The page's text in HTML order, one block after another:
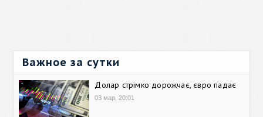
Важное за сутки
Долар стрімко дорожчає, євро падає
03 мар, 20:01